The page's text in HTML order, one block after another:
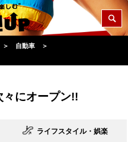
＞ 自動車
＞
々にオープン!!
ライフスタイル・娯楽